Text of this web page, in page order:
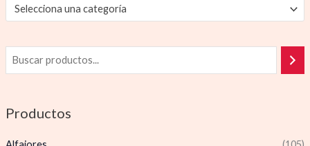
Selecciona una categoría
Productos